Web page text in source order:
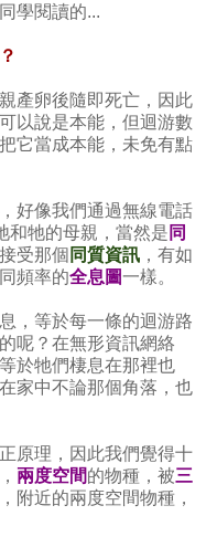
同學閱讀的...
產卵後隨即死亡，因此
以說是本能，但迴游數
它當成本能，未免有點
，好像我們通過無線電話
和牠的母親，當然是 同
受那個 同質資訊 ，有如
頻率的全息圖一樣。
，等於每一條的迴游路
呢？在無形資訊網絡
等於牠們棲息在那裡也
家中不論那個角落，也
原理，因此我們覺得十
兩度空間的物種，被三
附近的兩度空間物種，